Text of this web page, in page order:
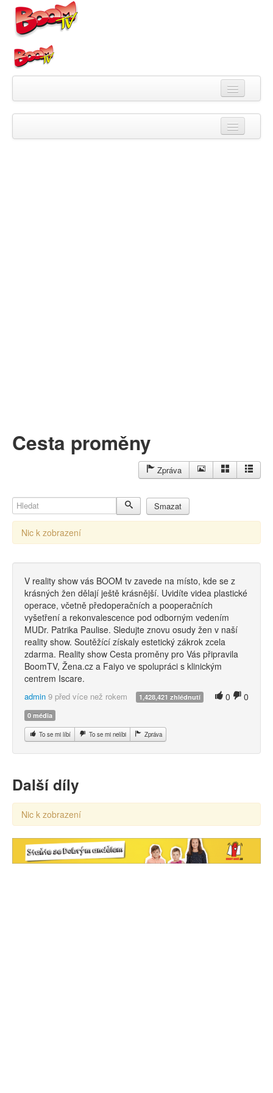
Cesta proměny
Zpráva
Hledat Smazat
Nic k zobrazení
V reality show vás BOOM tv zavede na místo, kde se z
krásných žen dělají ještě krásnější. Uvidíte videa plastické
operace, včetně předoperačních a pooperačních
vyšetření a rekonvalescence pod odborným vedením
MUDr. Patrika Paulise. Sledujte znovu osudy žen v naší
reality show. Soutěžící získaly estetický zákrok zcela
zdarma. Reality show Cesta proměny pro Vás připravila
BoomTV, Žena.cz a Faiyo ve spolupráci s klinickým
centrem Iscare.
0
0
admin 9 před více než rokem
1,428,421 zhlédnutí
0 média
To se mi líbí To se mi nelíbi Zpráva
Další díly
Nic k zobrazení